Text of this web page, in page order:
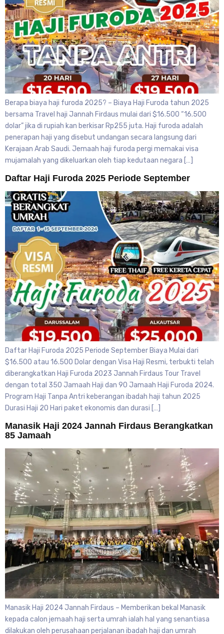
Berapa biaya haji furoda 2025? – Biaya Haji Furoda tahun 2025
bersama Travel haji Jannah Firdaus mulai dari $16.500 “16.500
dolar” jika di rupiah kan berkisar Rp255 juta. Haji furoda adalah
penerapan haji yang disebut undangan secara langsung dari
Kerajaan Arab Saudi. Jemaah haji furoda pergi memakai visa
mujamalah yang dikeluarkan oleh tiap kedutaan negara […]
Daftar Haji Furoda 2025 Periode September
Daftar Haji Furoda 2025 Periode September Biaya Mulai dari
$16.500 atau 16.500 Dolar dengan Visa Haji Resmi, terbukti telah
diberangkatkan Haji Furoda 2023 Jannah Firdaus Tour Travel
dengan total 350 Jamaah Haji dan 90 Jamaah Haji Furoda 2024.
Program Haji Tanpa Antri keberangan ibadah haji tahun 2025
Durasi Haji 20 Hari paket ekonomis dan durasi […]
Manasik Haji 2024 Jannah Firdaus Berangkatkan
85 Jamaah
Manasik Haji 2024 Jannah Firdaus – Memberikan bekal Manasik
kepada calon jemaah haji serta umrah ialah hal yang senantiasa
dilakukan oleh perusahaan perjalanan ibadah haji dan umrah